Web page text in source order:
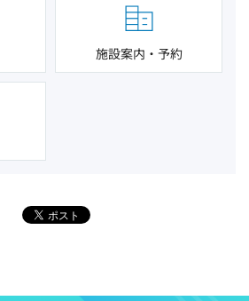
施設案内・予約